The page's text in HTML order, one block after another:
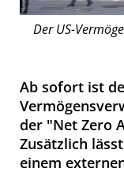
Der US-
Ab sofort ist
der "Net Zero
Zusätzlich
einem